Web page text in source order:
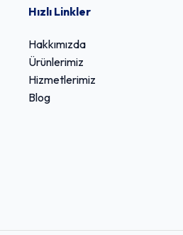
Hızlı Linkler
Hakkımızda
Ürünlerimiz
Hizmetlerimiz
Blog